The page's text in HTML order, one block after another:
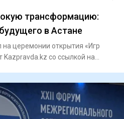
трансформацию:
в Астане
на церемонии открытия «Игр
со ссылкой на